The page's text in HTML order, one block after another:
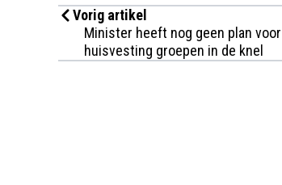
Vorig artikel
Minister heeft nog geen plan voor
huisvesting groepen in de knel